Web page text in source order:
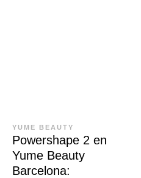
YUME BEAUTY
Powershape 2 en
Yume Beauty
Barcelona: